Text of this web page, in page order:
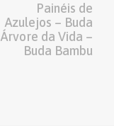
Painéis de
Azulejos – Buda
Árvore da Vida –
Buda Bambu